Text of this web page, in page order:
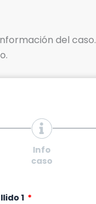
del caso.
Info
caso
1